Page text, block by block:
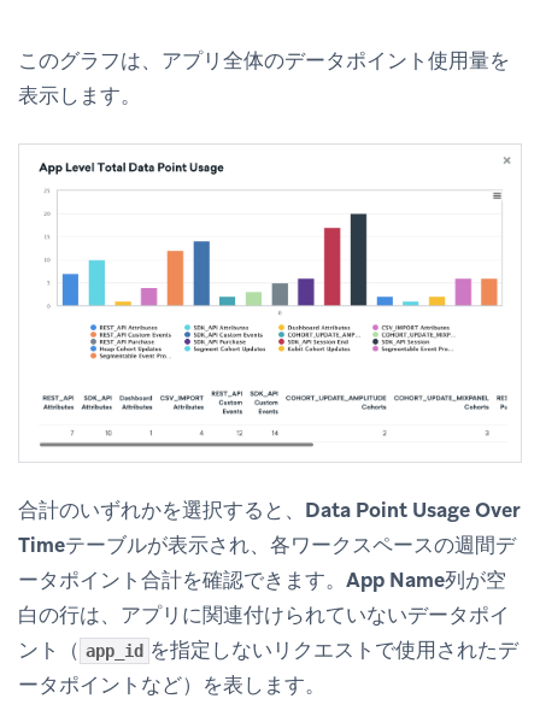
このグラフは、アプリ全体のデータポイント使用量を
表示します。
合計のいずれかを選択すると、 Data Point Usage Over
Timeテーブルが表示され、各ワークスペースの週間デ
ータポイント合計を確認できます。 App Name列が空
白の行は、アプリに関連付けられていないデータポイ
ント（ app_id を指定しないリクエストで使用されたデ
ータポイントなど）を表します。